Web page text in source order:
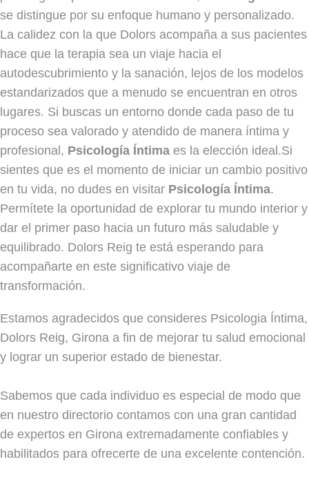
se distingue por su enfoque humano y personalizado.
La calidez con la que Dolors acompaña a sus pacientes
hace que la terapia sea un viaje hacia el
autodescubrimiento y la sanación, lejos de los modelos
estandarizados que a menudo se encuentran en otros
lugares. Si buscas un entorno donde cada paso de tu
proceso sea valorado y atendido de manera íntima y
profesional, Psicología Íntima es la elección ideal.Si
sientes que es el momento de iniciar un cambio positivo
en tu vida, no dudes en visitar Psicología Íntima.
Permítete la oportunidad de explorar tu mundo interior y
dar el primer paso hacia un futuro más saludable y
equilibrado. Dolors Reig te está esperando para
acompañarte en este significativo viaje de
transformación.
Estamos agradecidos que consideres Psicologia Íntima,
Dolors Reig, Girona a fin de mejorar tu salud emocional
y lograr un superior estado de bienestar.
Sabemos que cada individuo es especial de modo que
en nuestro directorio contamos con una gran cantidad
de expertos en Girona extremadamente confiables y
habilitados para ofrecerte de una excelente contención.